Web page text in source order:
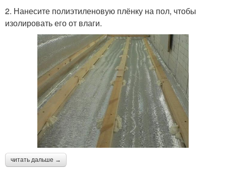
2. Нанесите полиэтиленовую плёнку на пол, чтобы
изолировать его от влаги.
читать дальше →